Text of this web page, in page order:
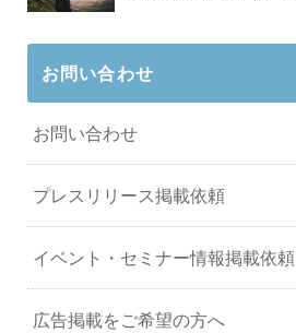
お問い合わせ
お問い合わせ
プレスリリース掲載依頼
イベント・セミナー情報掲載依頼
広告掲載をご希望の方へ